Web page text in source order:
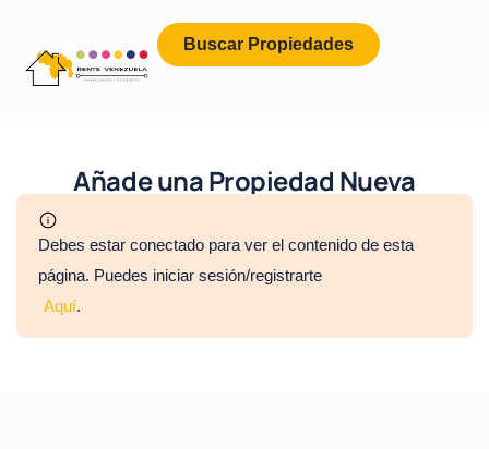
Buscar Propiedades
Añade una Propiedad Nueva
Debes estar conectado para ver el contenido de esta
página. Puedes iniciar sesión/registrarte
Aquí.